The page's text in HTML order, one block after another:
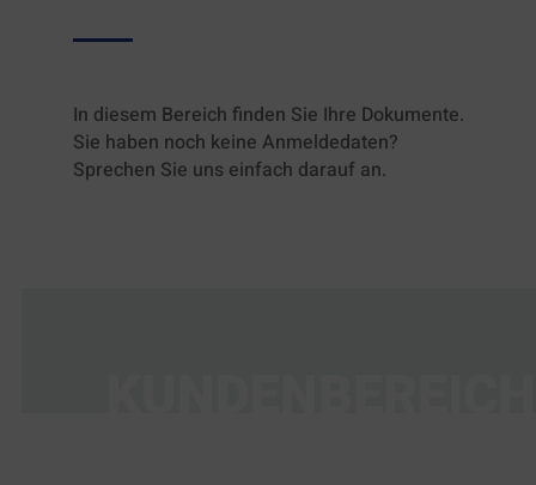
In diesem Bereich finden Sie Ihre Dokumente.
Sie haben noch keine Anmeldedaten?
Sprechen Sie uns einfach darauf an.